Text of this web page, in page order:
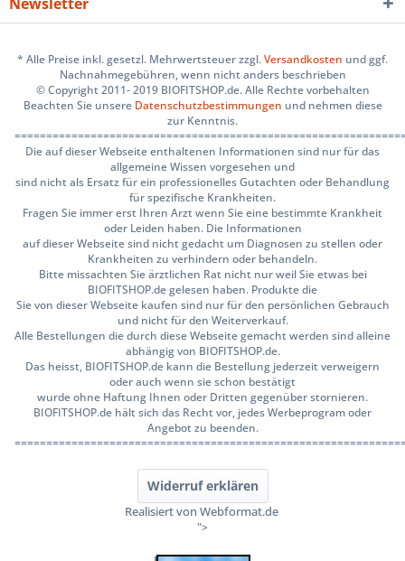
* Alle Preise inkl. gesetzl. Mehrwertsteuer zzgl.Versandkosten und ggf.
Nachnahmegebühren, wenn nicht anders beschrieben
© Copyright 2011- 2019 BIOFITSHOP.de. Alle Rechte vorbehalten
Beachten Sie unsere Datenschutzbestimmungen und nehmen diese
zur Kenntnis.
Die auf dieser Webseite enthaltenen Informationen sind nur für das
allgemeine Wissen vorgesehen und
sind nicht als Ersatz für ein professionelles Gutachten oder Behandlung
für spezifische Krankheiten.
Fragen Sie immer erst Ihren Arzt wenn Sie eine bestimmte Krankheit
oder Leiden haben. Die Informationen
auf dieser Webseite sind nicht gedacht um Diagnosen zu stellen oder
Krankheiten zu verhindern oder behandeln.
Bitte missachten Sie ärztlichen Rat nicht nur weil Sie etwas bei
BIOFITSHOP.de gelesen haben. Produkte die
Sie von dieser Webseite kaufen sind nur für den persönlichen Gebrauch
und nicht für den Weiterverkauf.
Alle Bestellungen die durch diese Webseite gemacht werden sind alleine
abhängig von BIOFITSHOP.de.
Das heisst, BIOFITSHOP.de kann die Bestellung jederzeit verweigern
oder auch wenn sie schon bestätigt
wurde ohne Haftung Ihnen oder Dritten gegenüber stornieren.
BIOFITSHOP.de hält sich das Recht vor, jedes Werbeprogram oder
Angebot zu beenden.
Widerruf erklären
Realisiert von Webformat.de
">